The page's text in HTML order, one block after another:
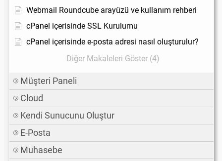
Webmail Roundcube arayüzü ve kullanım rehberi
cPanel içerisinde SSL Kurulumu
cPanel içerisinde e-posta adresi nasıl oluşturulur?
Diğer Makaleleri Göster (4)
Müşteri Paneli
Cloud
Kendi Sunucunu Oluştur
E-Posta
Muhasebe